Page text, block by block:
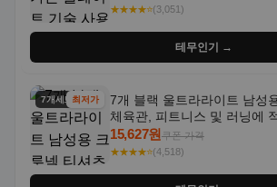
닝 - 남성용, 여성용, 모든 계
★★★★⭐(3,051)
테무인기 →
7개세트최저가
7개 블랙 울트라라이트 남성
체육관, 피트니스 및 러닝에
통기성 좋은 수분 흡수 반팔
15,627원쿠폰 가격
★★★★⭐(4,518)